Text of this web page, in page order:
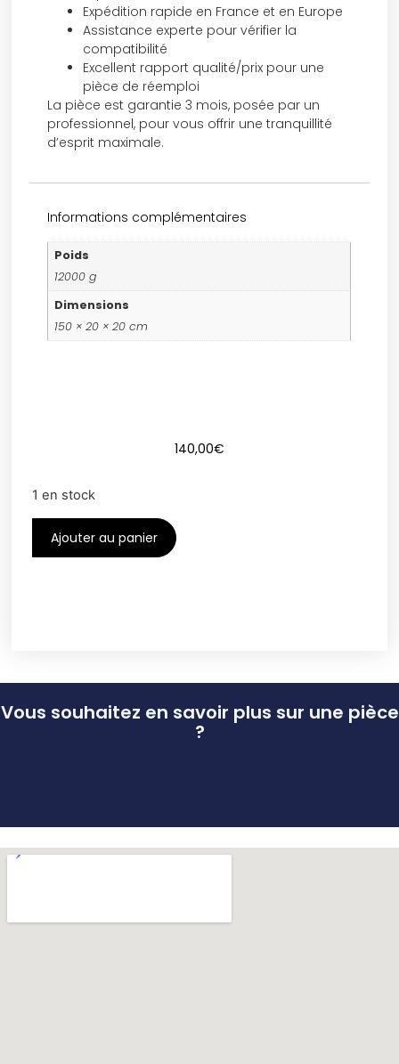
Expédition rapide en France et en Europe
Assistance experte pour vérifier la
compatibilité
Excellent rapport qualité/prix pour une
pièce de réemploi
La pièce est garantie 3 mois, posée par un
professionnel, pour vous offrir une tranquillité
d’esprit maximale.
Informations complémentaires
Poids
12000 g
Dimensions
150 × 20 × 20 cm
140,00€
1 en stock
Ajouter au panier
Vous souhaitez en savoir plus sur une pièce
?